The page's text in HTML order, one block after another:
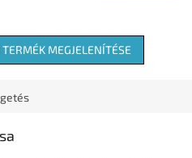
MEGJELENÍTÉSE